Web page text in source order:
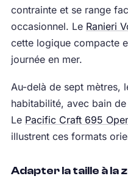
contrainte et se range
occasionnel. Le Ranieri
cette logique compacte
journée en mer.
Au-delà de sept mètres,
habitabilité, avec bain
Le Pacific Craft 695
illustrent ces formats
Adapter la taille à la